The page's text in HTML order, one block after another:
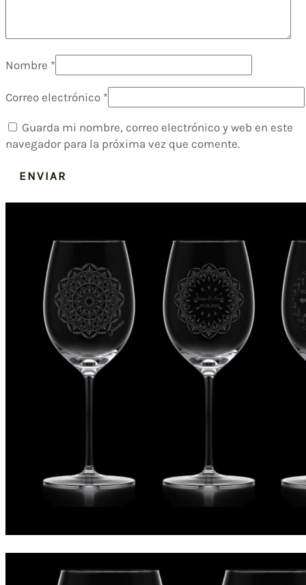
Nombre *
Correo electrónico *
Guarda mi nombre, correo electrónico y web en este
navegador para la próxima vez que comente.